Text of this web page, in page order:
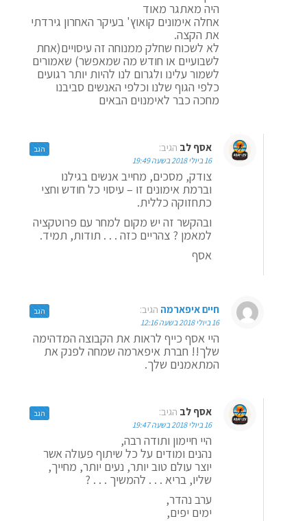
היה מאתגר מאוד
אחלה אימונים קואוץ' בעיקר האחרון גירדתי
את הקצה.
לא לשכוח שחלק ממנוחה זה עיסויים(אחת
לשבועיים או חודש מה שמאפשר) שאמורים
לשמור עלינו ולגרום לנו להיות יותר רגועים
כלפי הגוף שלנו וכלפי האנשים סביבנו
מחכה כבר לאימנוים הבאים
אסף לב הגיב:
16 ביולי 2018 בשעה 19:49
צודק, מסכים, מחייב אנשים בגילנו
וברמת אימונים זו – עיסוי כל חודש וחצי
כתחזוקה כללית.
ובהקשר זה יש מקום למחר עם פרוטקציה
למאמן ? צהריים כזה . . . תודות, תמיד.
אסף
הגב
חיים איפארמה הגיב:
16 ביולי 2018 בשעה 12:16
היי אסף כייף לראות את הקבוצה המדהימה
שלך!! חברת איפארמה שמחה לפנק את
המתאמנים שלך.
הגב
אסף לב הגיב:
16 ביולי 2018 בשעה 19:47
היי חיימון ותודה רבה,
נהנים ומודים על כל שיתוף פעולה אשר
יוצר עולם טוב יותר, נעים יותר, מחייך,
שליו, בריא . . . להמשיך . . . ?
ערב נהדר,
ימים יפים,
הגב